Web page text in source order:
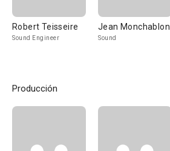
Robert Teisseire
Sound Engineer
Jean Monchablon
Sound
Producción